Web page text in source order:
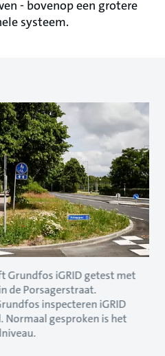
- bovenop een grotere
systeem.
Grundfos iGRID getest met
de Porsagerstraat.
inspecteren iGRID
Normaal gesproken is het